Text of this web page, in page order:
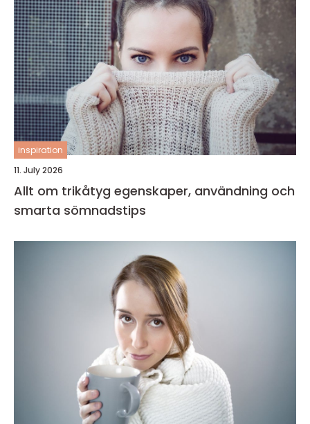
inspiration
11. July 2026
Allt om trikåtyg egenskaper, användning och
smarta sömnadstips